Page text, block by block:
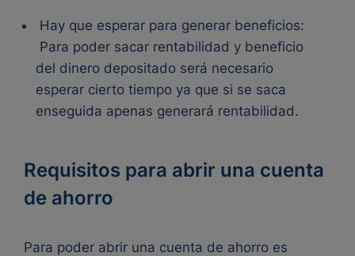
Hay que esperar para generar beneficios:
Para poder sacar rentabilidad y beneficio
del dinero depositado será necesario
esperar cierto tiempo ya que si se saca
enseguida apenas generará rentabilidad.
Requisitos para abrir una cuenta
de ahorro
Para poder abrir una cuenta de ahorro es